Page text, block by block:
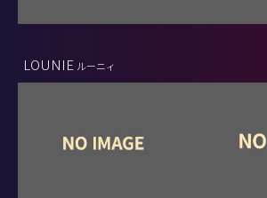
LOUNIE ルーニィ